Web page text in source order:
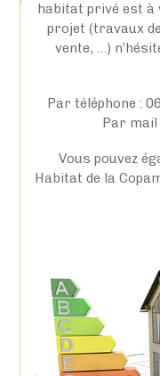
habitat privé est à
projet (travaux
vente, …)
Par téléphone :
Par mail
Vous pouvez
Habitat de la